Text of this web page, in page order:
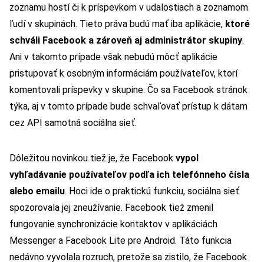
zoznamu hostí či k príspevkom v udalostiach a zoznamom
ľudí v skupinách. Tieto práva budú mať iba aplikácie, ktoré
schváli Facebook a zároveň aj administrátor skupiny.
Ani v takomto prípade však nebudú môcť aplikácie
pristupovať k osobným informáciám používateľov, ktorí
komentovali príspevky v skupine. Čo sa Facebook stránok
týka, aj v tomto prípade bude schvaľovať prístup k dátam
cez API samotná sociálna sieť.
Dôležitou novinkou tiež je, že Facebook vypol
vyhľadávanie používateľov podľa ich telefónneho čísla
alebo emailu. Hoci ide o praktickú funkciu, sociálna sieť
spozorovala jej zneužívanie. Facebook tiež zmenil
fungovanie synchronizácie kontaktov v aplikáciách
Messenger a Facebook Lite pre Android. Táto funkcia
nedávno vyvolala rozruch, pretože sa zistilo, že Facebook